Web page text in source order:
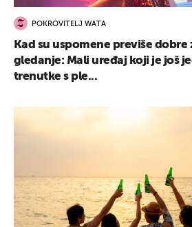
POKROVITELJ WATA
Kad su uspomene previše dobre
gledanje: Mali uređaj koji je još
trenutke s ple...